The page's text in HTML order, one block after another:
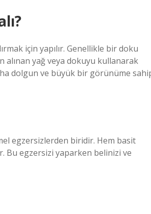
için yapılır. Genellikle bir doku
yağ veya dokuyu kullanarak
dolgun ve büyük bir görünüme
egzersizlerden biridir. Hem basit
Bu egzersizi yaparken belinizi ve